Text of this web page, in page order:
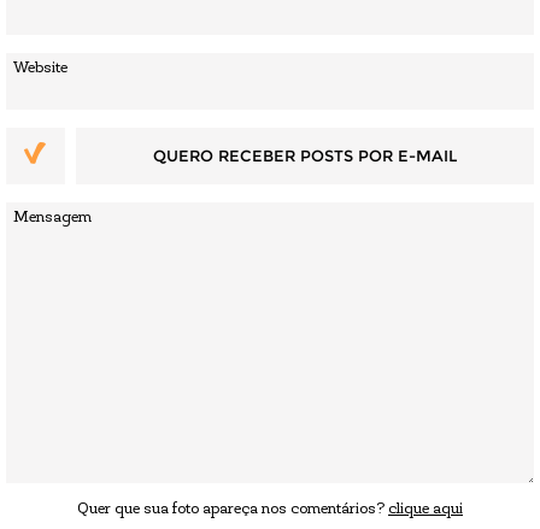
QUERO RECEBER POSTS POR E-MAIL
Quer que sua foto apareça nos comentários? clique aqui